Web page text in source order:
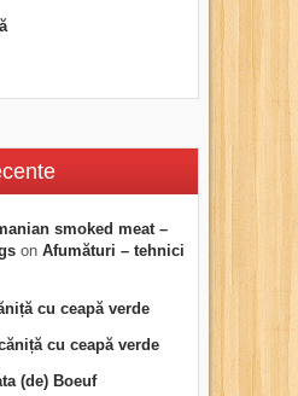
smoked meat –
on Afumături – tehnici
cu ceapă verde
cu ceapă verde
(de) Boeuf